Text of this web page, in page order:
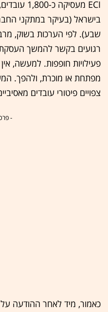
בישראל (בעיקר במתקני
רגועים בקשר להמשך
מפתחת או מוכרת, ולהפך.
צפויים פיטורי עובדים
-
כאמור, מיד לאחר ההודעה על